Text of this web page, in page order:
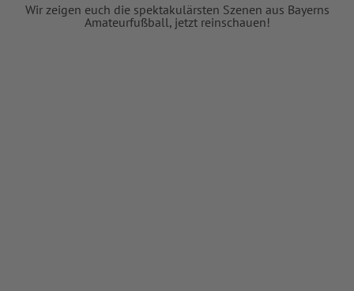
Wir zeigen euch die spektakulärsten Szenen aus Bayerns
Amateurfußball, jetzt reinschauen!